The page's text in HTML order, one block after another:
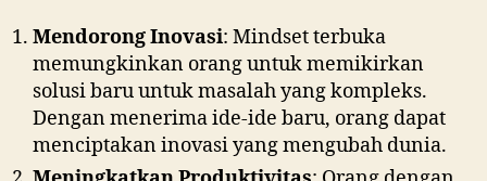
Mendorong Inovasi: Mindset terbuka
memungkinkan orang untuk memikirkan
solusi baru untuk masalah yang kompleks.
Dengan menerima ide-ide baru, orang dapat
menciptakan inovasi yang mengubah dunia.